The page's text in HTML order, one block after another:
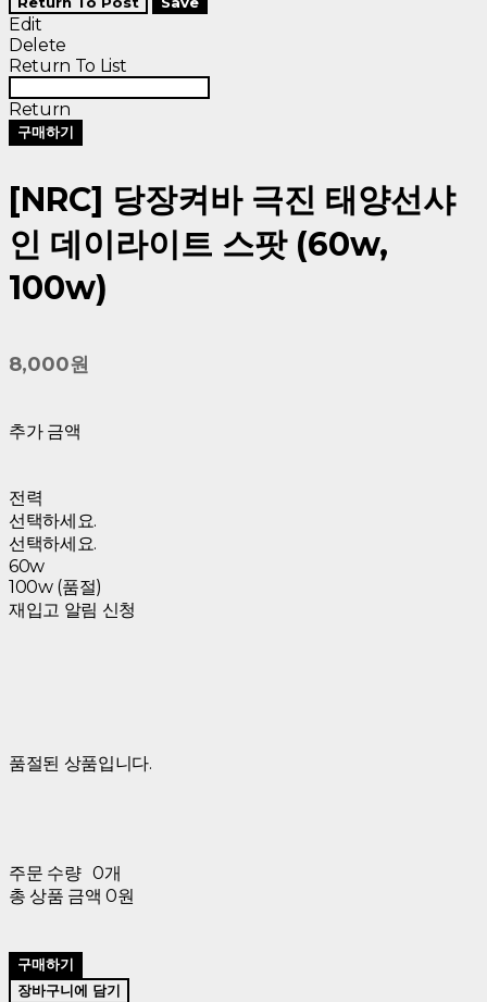
Edit
Delete
Return To List
Return
구매하기
[NRC] 당장켜바 극진 태양선샤
인 데이라이트 스팟 (60w,
100w)
8,000원
추가 금액
전력
선택하세요.
선택하세요.
60w
100w (품절)
재입고 알림 신청
품절된 상품입니다.
주문 수량 0개
총 상품 금액 0원
구매하기
장바구니에 담기